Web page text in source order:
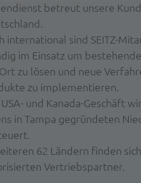
betreut unsere
international sind SEITZ-
im Einsatz um
zu lösen und neue
zu implementieren.
und Kanada-Geschäft
in Tampa gegründeten
62 Ländern finden
Vertriebspartner.